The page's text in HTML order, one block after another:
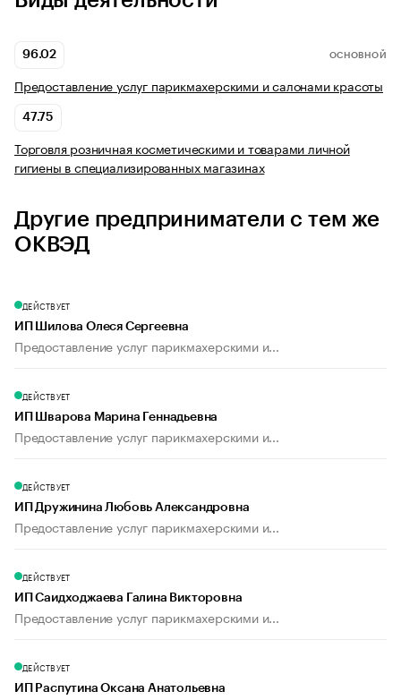
96.02 ОСНОВНОЙ
Предоставление услуг парикмахерскими и салонами красоты
47.75
Торговля розничная косметическими и товарами личной
гигиены в специализированных магазинах
Другие предприниматели с тем же
ОКВЭД
ДЕЙСТВУЕТ
ИП Шилова Олеся Сергеевна
Предоставление услуг парикмахерскими и...
ДЕЙСТВУЕТ
ИП Шварова Марина Геннадьевна
Предоставление услуг парикмахерскими и...
ДЕЙСТВУЕТ
ИП Дружинина Любовь Александровна
Предоставление услуг парикмахерскими и...
ДЕЙСТВУЕТ
ИП Саидходжаева Галина Викторовна
Предоставление услуг парикмахерскими и...
ДЕЙСТВУЕТ
ИП Распутина Оксана Анатольевна